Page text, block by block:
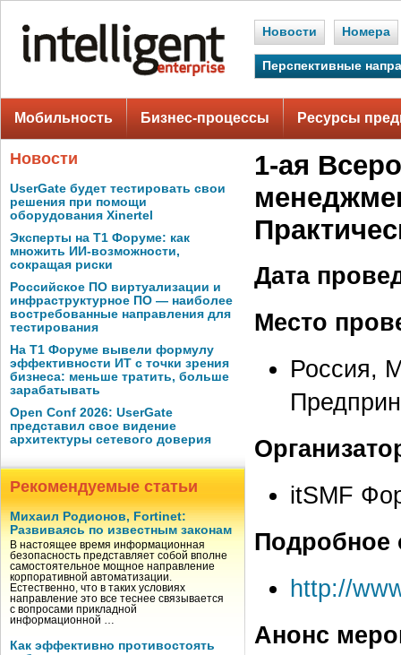
Новости Номера
Перспективные
Мобильность Бизнес-процессы Ресурсы
Новости
UserGate будет тестировать свои
решения при помощи
оборудования Xinertel
Эксперты на Т1 Форуме: как
множить ИИ-возможности,
сокращая риски
Российское ПО виртуализации и
инфраструктурное ПО — наиболее
востребованные направления для
тестирования
На Т1 Форуме вывели формулу
эффективности ИТ с точки зрения
бизнеса: меньше тратить, больше
зарабатывать
Open Conf 2026: UserGate
представил свое видение
архитектуры сетевого доверия
Рекомендуемые статьи
Михаил Родионов, Fortinet:
Развиваясь по известным законам
В настоящее время информационная
безопасность представляет собой вполне
самостоятельное мощное направление
корпоративной автоматизации.
Естественно, что в таких условиях
направление это все теснее связывается
с вопросами прикладной
информационной …
Как эффективно противостоять
1-ая
Дата
Место
Россия,
itSMF
Подробное
http://
Анонс